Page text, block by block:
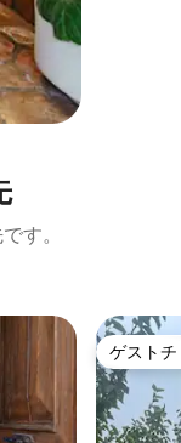
す。
ゲスト
ゲストチ